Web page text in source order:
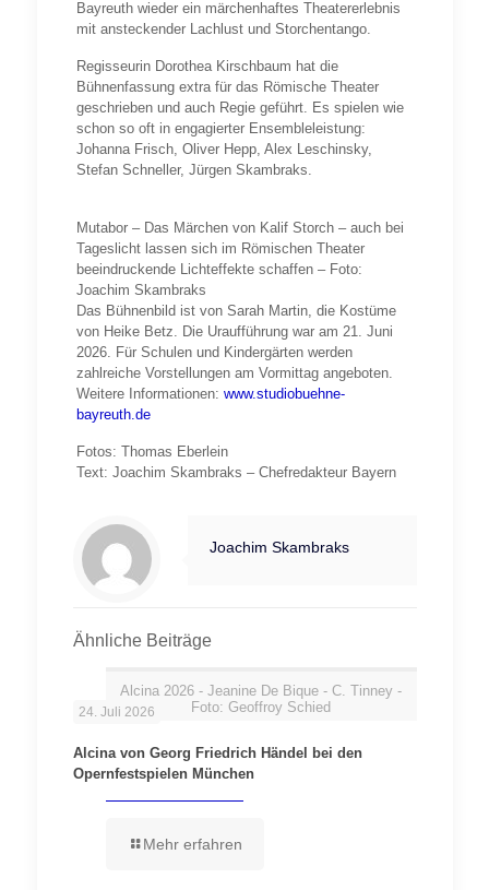
Bayreuth wieder ein märchenhaftes Theatererlebnis
mit ansteckender Lachlust und Storchentango.
Regisseurin Dorothea Kirschbaum hat die
Bühnenfassung extra für das Römische Theater
geschrieben und auch Regie geführt. Es spielen wie
schon so oft in engagierter Ensembleleistung:
Johanna Frisch, Oliver Hepp, Alex Leschinsky,
Stefan Schneller, Jürgen Skambraks.
Mutabor – Das Märchen von Kalif Storch – auch bei
Tageslicht lassen sich im Römischen Theater
beeindruckende Lichteffekte schaffen – Foto:
Joachim Skambraks
Das Bühnenbild ist von Sarah Martin, die Kostüme
von Heike Betz. Die Uraufführung war am 21. Juni
2026. Für Schulen und Kindergärten werden
zahlreiche Vorstellungen am Vormittag angeboten.
Weitere Informationen: www.studiobuehne-
bayreuth.de
Fotos: Thomas Eberlein
Text: Joachim Skambraks – Chefredakteur Bayern
Joachim Skambraks
Ähnliche Beiträge
Alcina 2026 - Jeanine De Bique - C. Tinney -
Foto: Geoffroy Schied
24. Juli 2026
Alcina von Georg Friedrich Händel bei den
Opernfestspielen München
Mehr erfahren